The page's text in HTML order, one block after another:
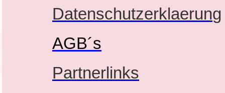
Datenschutzerklaerung
AGB´s
Partnerlinks